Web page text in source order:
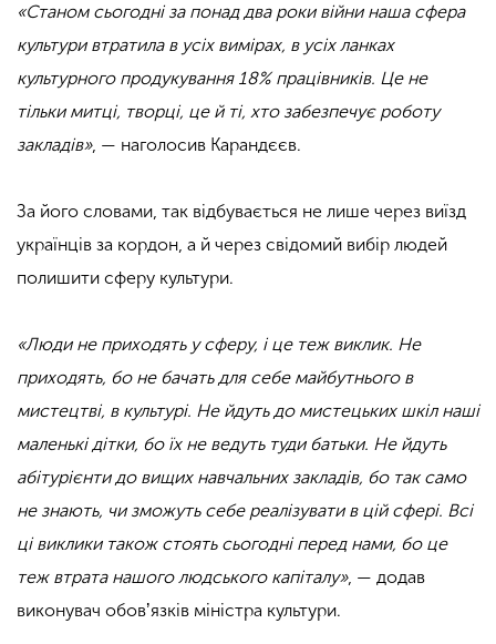
«Станом сьогодні за понад два роки війни наша сфера
культури втратила в усіх вимірах, в усіх ланках
культурного продукування 18% працівників. Це не
тільки митці, творці, це й ті, хто забезпечує роботу
закладів», — наголосив Карандєєв.
За його словами, так відбувається не лише через виїзд
українців за кордон, а й через свідомий вибір людей
полишити сферу культури.
«Люди не приходять у сферу, і це теж виклик. Не
приходять, бо не бачать для себе майбутнього в
мистецтві, в культурі. Не йдуть до мистецьких шкіл наші
маленькі дітки, бо їх не ведуть туди батьки. Не йдуть
абітурієнти до вищих навчальних закладів, бо так само
не знають, чи зможуть себе реалізувати в цій сфері. Всі
ці виклики також стоять сьогодні перед нами, бо це
теж втрата нашого людського капіталу», — додав
виконувач обовʼязків міністра культури.